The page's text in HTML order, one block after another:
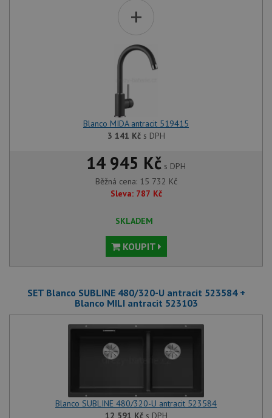
+
Blanco MIDA antracit 519415
3 141 Kčs DPH
14 945 Kč s DPH
Běžná cena: 15 732 Kč
Sleva: 787 Kč
SKLADEM
KOUPIT
SET Blanco SUBLINE 480/320-U antracit 523584 +
Blanco MILI antracit 523103
Blanco SUBLINE 480/320-U antracit 523584
12 591 Kčs DPH